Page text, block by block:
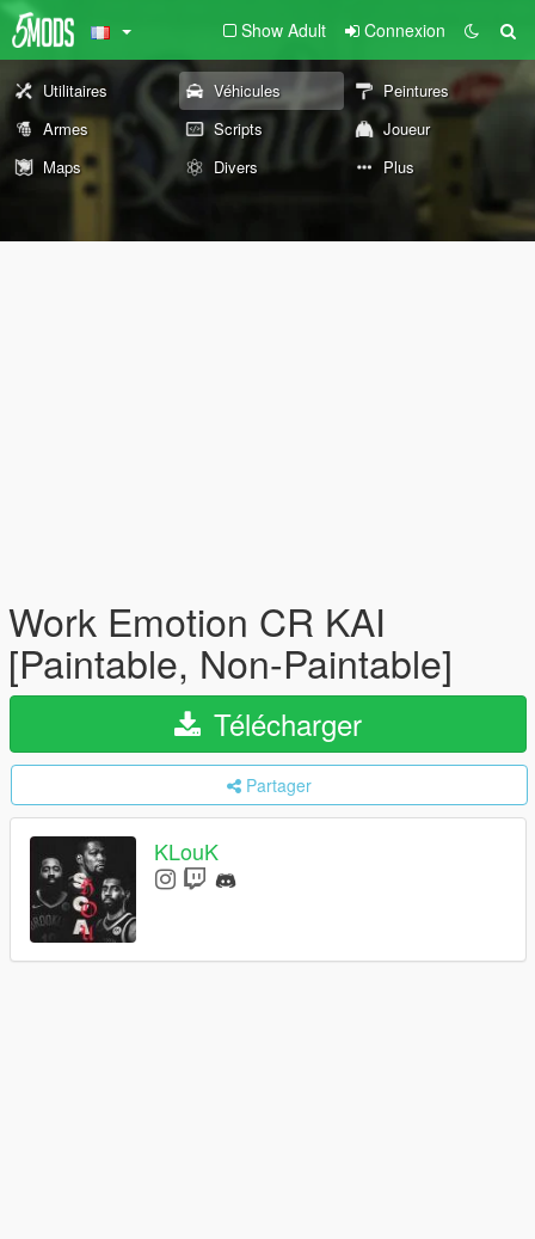
Show Adult Connexion
Utilitaires Véhicules
Peintures
Armes
Scripts
Joueur
Maps
Divers Plus
Work Emotion CR KAI
[Paintable, Non-Paintable]
Télécharger
Partager
KLouK